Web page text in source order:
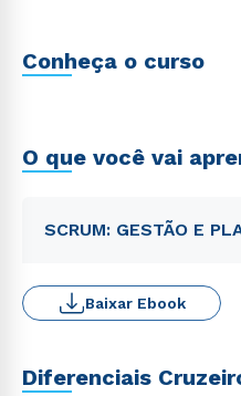
Conheça o curso
O que você vai
SCRUM: GESTÃO E
Baixar Ebook
Diferenciais